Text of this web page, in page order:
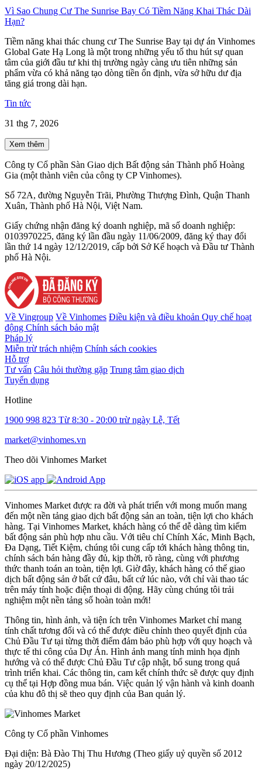
Vì Sao Chung Cư The Sunrise Bay Có Tiềm Năng Khai Thác Dài
Hạn?
Tiềm năng khai thác chung cư The Sunrise Bay tại dự án Vinhomes
Global Gate Hạ Long là một trong những yếu tố thu hút sự quan
tâm của giới đầu tư khi thị trường ngày càng ưu tiên những sản
phẩm vừa có khả năng tạo dòng tiền ổn định, vừa sở hữu dư địa
tăng giá trong dài hạn.
Tin tức
31 thg 7, 2026
Xem thêm
Công ty Cổ phần Sàn Giao dịch Bất động sản Thành phố Hoàng
Gia (một thành viên của công ty CP Vinhomes).
Số 72A, đường Nguyễn Trãi, Phường Thượng Đình, Quận Thanh
Xuân, Thành phố Hà Nội, Việt Nam.
Giấy chứng nhận đăng ký doanh nghiệp, mã số doanh nghiệp:
0103970225, đăng ký lần đầu ngày 11/06/2009, đăng ký thay đổi
lần thứ 14 ngày 12/12/2019, cấp bởi Sở Kế hoạch và Đầu tư Thành
phố Hà Nội.
Về Vingroup Về Vinhomes Điều kiện và điều khoản Quy chế hoạt
động Chính sách bảo mật
Pháp lý
Miễn trừ trách nhiệm Chính sách cookies
Hỗ trợ
Tư vấn Câu hỏi thường gặp Trung tâm giao dịch
Tuyển dụng
Hotline
1900 998 823 Từ 8:30 - 20:00 trừ ngày Lễ, Tết
market@vinhomes.vn
Theo dõi Vinhomes Market
Vinhomes Market được ra đời và phát triển với mong muốn mang
đến một nền tảng giao dịch bất động sản an toàn, tiện lợi cho khách
hàng. Tại Vinhomes Market, khách hàng có thể dễ dàng tìm kiếm
bất động sản phù hợp nhu cầu. Với tiêu chí Chính Xác, Minh Bạch,
Đa Dạng, Tiết Kiệm, chúng tôi cung cấp tới khách hàng thông tin,
chính sách bán hàng đầy đủ, kịp thời, rõ ràng, cùng với phương
thức thanh toán an toàn, tiện lợi. Giờ đây, khách hàng có thể giao
dịch bất động sản ở bất cứ đâu, bất cứ lúc nào, với chỉ vài thao tác
trên máy tính hoặc điện thoại di động. Hãy cùng chúng tôi trải
nghiệm một nền tảng số hoàn toàn mới!
Thông tin, hình ảnh, và tiện ích trên Vinhomes Market chỉ mang
tính chất tương đối và có thể được điều chỉnh theo quyết định của
Chủ Đầu Tư tại từng thời điểm đảm bảo phù hợp với quy hoạch và
thực tế thi công của Dự Án. Hình ảnh mang tính minh họa định
hướng và có thể được Chủ Đầu Tư cập nhật, bổ sung trong quá
trình triển khai. Các thông tin, cam kết chính thức sẽ được quy định
cụ thể tại Hợp đồng mua bán. Việc quản lý vận hành và kinh doanh
của khu đô thị sẽ theo quy định của Ban quản lý.
Công ty Cổ phần Vinhomes
Đại diện: Bà Đào Thị Thu Hương (Theo giấy uỷ quyền số 2012
ngày 20/12/2025)